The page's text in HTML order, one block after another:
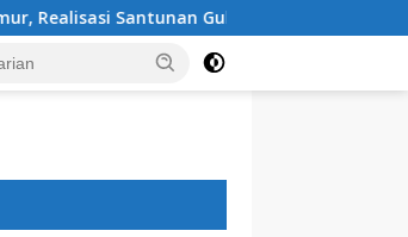
Gubernur Jabar Belum Merata